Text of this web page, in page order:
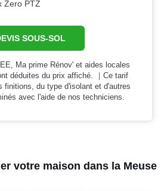
Zero PTZ
SOUS-SOL
Ma prime Rénov' et aides locales
déduites du prix affiché. ｜Ce tarif
finitions, du type d'isolant et d'autres
avec l'aide de nos techniciens.
votre maison dans la Meuse